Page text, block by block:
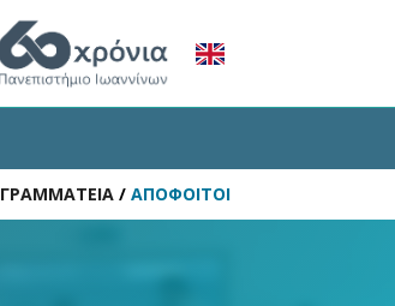
ΓΡΑΜΜΑΤΕΙΑ / ΑΠΟΦΟΙΤΟΙ